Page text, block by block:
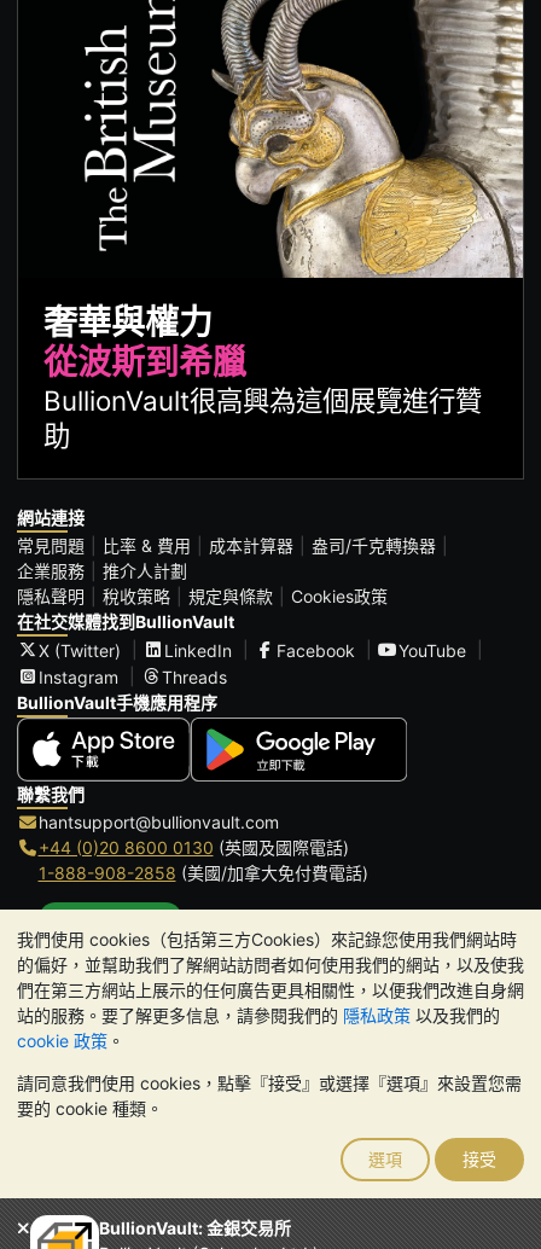
我們使用 cookies（包括第三方Cookies）來記錄您使用我們網站時
的偏好，並幫助我們了解網站訪問者如何使用我們的網站，以及使我
們在第三方網站上展示的任何廣告更具相關性，以便我們改進自身網
站的服務。要了解更多信息，請參閱我們的 隱私政策 以及我們的
cookie 政策 。
請同意我們使用 cookies，點擊『接受』或選擇『選項』來設置您需
要的 cookie 種類。
選項 接受
BullionVault: 金銀交易所
奢華與權力
從波斯到希臘
BullionVault很高興為這個展覽進行贊
助
網站連接
常見問題
比率 & 費用 成本計算器
盎司/千克轉換器
企業服務
推介人計劃
隱私聲明
稅收策略 規定與條款
Cookies政策
在社交媒體找到BullionVault
X (Twitter)
LinkedIn Facebook
YouTube
Instagram
Threads
BullionVault手機應用程序
聯繫我們
hantsupport@bullionvault.com
+44 (0)20 8600 0130 (英國及國際電話)
1-888-908-2858 (美國/加拿大免付費電話)
辦公時間:
9am to 8:30pm (英國時間), 周一至周五
Galmarley Ltd T/A BullionVault
3 Shortlands (7th Floor)
London
W6 8DA
貴金屬的價值可能下跌也可能上漲。歷史趨勢不能保證未來
的價格走勢。BullionVault 網站及其任何通訊中的任何內容均不構成
投資建議。您應該考慮尋求專業建議，以確定投資並持有金條是否適
合您。